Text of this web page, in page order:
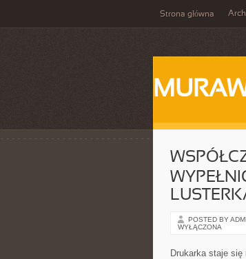
Strona główna
POSTED BY
WYŁĄCZONA
Drukarka staje